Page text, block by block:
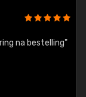
na bestelling"